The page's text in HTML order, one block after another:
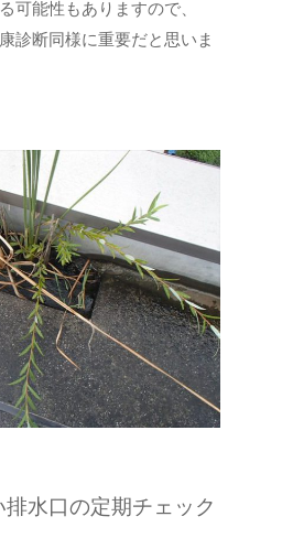
可能性もありますので、
診断同様に重要だと思いま
排水口の定期チェック